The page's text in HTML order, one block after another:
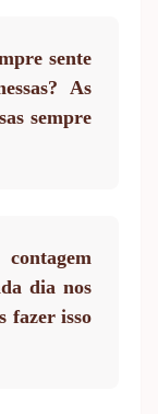
sente
As
sempre
dia nos
fazer isso